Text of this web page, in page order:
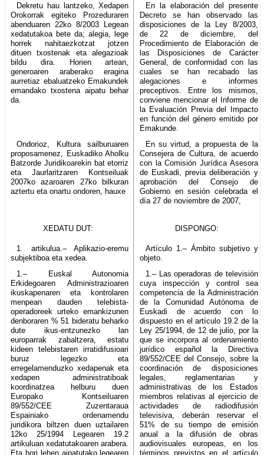
Dekretu hau lantzeko, Xedapen
Orokorrak egiteko Prozeduraren
abenduaren 22ko 8/2003 Legean
xedatutakoa bete da; alegia, lege
horrek nahitaezkotzat jotzen
dituen txostenak eta alegazioak
bildu dira. Horien artean,
generoaren araberako eragina
aurretiaz ebaluatzeko Emakundek
emandako txostena aipatu behar
da.
En la elaboración del presente
Decreto se han observado las
disposiciones de la Ley 8/2003,
de 22 de diciembre, del
Procedimiento de Elaboración de
las Disposiciones de Carácter
General, de conformidad con las
cuales se han recabado las
alegaciones e informes
preceptivos. Entre los mismos,
conviene mencionar el Informe de
la Evaluación Previa del Impacto
en función del género emitido por
Emakunde.
Ondorioz, Kultura sailburuaren
proposamenez, Euskadiko Aholku
Batzorde Juridikoarekin bat etorriz
eta Jaurlaritzaren Kontseiluak
2007ko azaroaren 27ko bilkuran
aztertu eta onartu ondoren, hauxe
En su virtud, a propuesta de la
Consejera de Cultura, de acuerdo
con la Comisión Jurídica Asesora
de Euskadi, previa deliberación y
aprobación del Consejo de
Gobierno en sesión celebrada el
día 27 de noviembre de 2007,
XEDATU DUT: DISPONGO:
1. artikulua.– Aplikazio-eremu
subjektiboa eta xedea.
Artículo 1.– Ámbito subjetivo y
objeto.
1.– Euskal Autonomia
Erkidegoaren Administrazioaren
ikuskapenaren eta kontrolaren
menpean dauden telebista-
operadoreek urteko emankizunen
denboraren % 51 bideratu beharko
dute ikus-entzunezko lan
europarrak zabaltzera, estatu
kideen telebistaren irratidifusioari
buruz legezko eta
erregelamenduzko xedapenak eta
xedapen administratiboak
koordinatzea helburu duen
Europako Kontseiluaren
89/552/CEE Zuzentaraua
Espainiako ordenamendu
juridikora biltzen duen uztailaren
12ko 25/1994 Legearen 19.2
artikuluan xedatutakoaren arabera.
Eta hori lehen aipatutako legearen
1.– Las operadoras de televisión
cuya inspección y control sea
competencia de la Administración
de la Comunidad Autónoma de
Euskadi de acuerdo con lo
dispuesto en el artículo 19.2 de la
Ley 25/1994, de 12 de julio, por la
que se incorpora al ordenamiento
jurídico español la Directiva
89/552/CEE del Consejo, sobre la
coordinación de disposiciones
legales, reglamentarias y
administrativas de los Estados
miembros relativas al ejercicio de
actividades de radiodifusión
televisiva, deberán reservar el
51% de su tiempo de emisión
anual a la difusión de obras
audiovisuales europeas, en los
términos previstos en el artículo